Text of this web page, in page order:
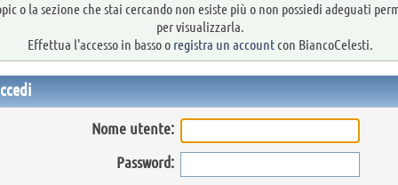
o la sezione che stai cercando non esiste più o non possiedi adeguati
per visualizzarla.
Effettua l'accesso in basso o registra un accountcon BiancoCelesti.
Nome utente:
Password: